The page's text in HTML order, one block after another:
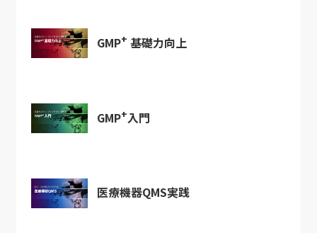
GMP+ 基礎力向上
GMP+入門
医療機器QMS実践